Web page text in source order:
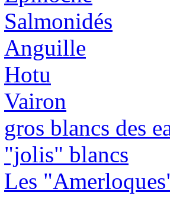
Salmonidés
Anguille
Hotu
Vairon
gros blancs des
"jolis" blancs
Les